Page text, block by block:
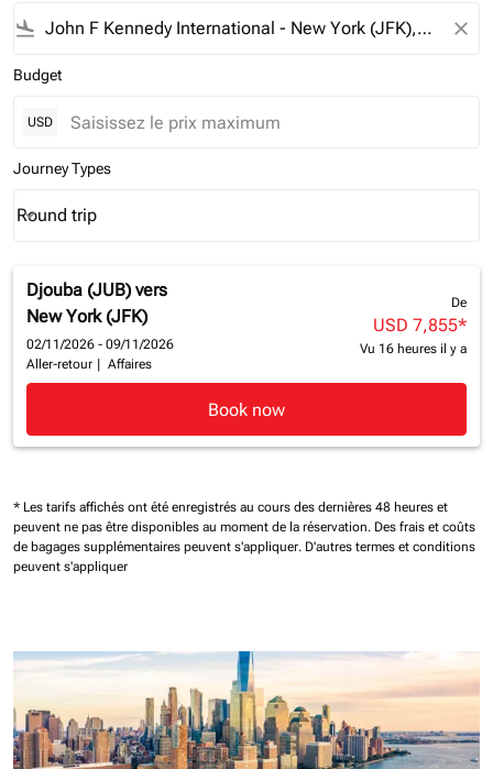
flight_land close
Budget
USD
Journey Types
Journey Types option Round trip Selected
Round trip
keyboard_arrow_down
Djouba (JUB) vers
New York (JFK)
02/11/2026 - 09/11/2026
Aller-retour
Affaires
De
USD 7,855*
Vu 16 heures il y a
Book now
* Les tarifs affichés ont été enregistrés au cours des dernières 48 heures et
peuvent ne pas être disponibles au moment de la réservation. Des frais et coûts
de bagages supplémentaires peuvent s'appliquer. D'autres termes et conditions
peuvent s'appliquer